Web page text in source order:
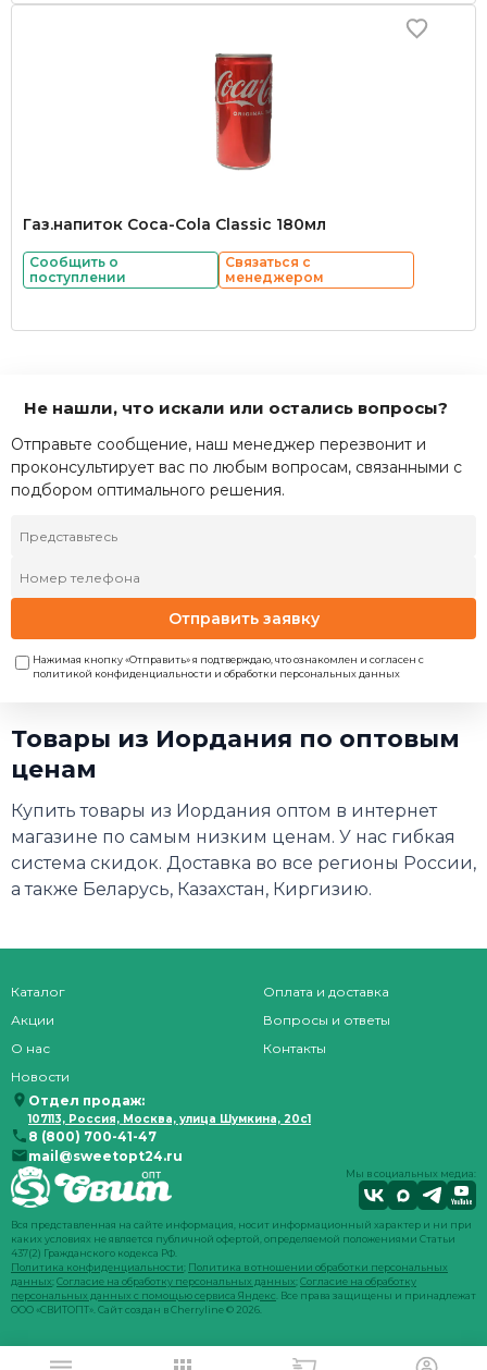
Газ.напиток Coca-Cola Classic 180мл
Сообщить о
поступлении
Связаться с
менеджером
Не нашли, что искали или остались вопросы?
Отправьте сообщение, наш менеджер перезвонит и
проконсультирует вас по любым вопросам, связанными с
подбором оптимального решения.
Отправить заявку
Нажимая кнопку «Отправить» я подтверждаю, что ознакомлен и согласен с
политикой конфиденциальности и обработки персональных данных
Товары из Иордания по оптовым
ценам
Купить товары из Иордания оптом в интернет
магазине по самым низким ценам. У нас гибкая
система скидок. Доставка во все регионы России,
а также Беларусь, Казахстан, Киргизию.
Каталог
Акции
О нас
Новости
Оплата и доставка
Вопросы и ответы
Контакты
Отдел продаж:
107113, Россия, Москва, улица Шумкина, 20с1
8 (800) 700-41-47
mail@sweetopt24.ru
Мы в социальных медиа:
Вся представленная на сайте информация, носит информационный характер и ни при
каких условиях не является публичной офертой, определяемой положениями Статьи
437(2) Гражданского кодекса РФ.
Политика конфиденциальности; Политика в отношении обработки персональных
данных; Согласие на обработку персональных данных; Согласие на обработку
персональных данных с помощью сервиса Яндекс . Все права защищены и принадлежат
ООО «СВИТОПТ». Сайт создан вCherryline© 2026.